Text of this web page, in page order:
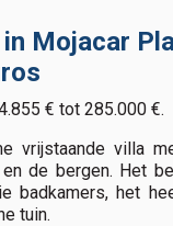
Mojacar
€ tot 285.000 €.
vrijstaande villa
de bergen. Het
badkamers, het
tuin.